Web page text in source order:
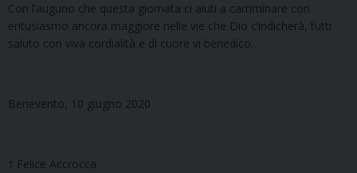
Con l’augurio che questa giornata ci aiuti a camminare con
entusiasmo ancora maggiore nelle vie che Dio c’indicherà, tutti
saluto con viva cordialità e di cuore vi benedico.
Benevento, 10 giugno 2020
† Felice Accrocca